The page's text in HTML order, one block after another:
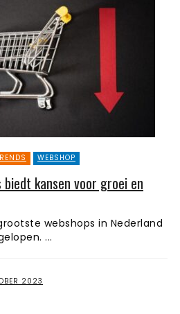
WEBSHOP
kansen voor groei en
webshops in Nederland
...
2023